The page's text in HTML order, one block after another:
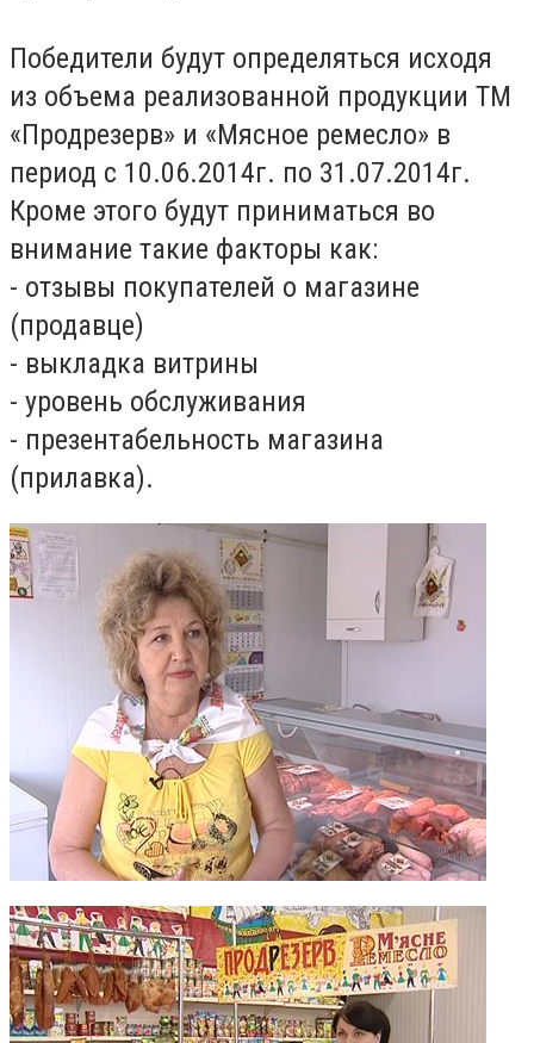
Победители будут определяться исходя
из объема реализованной продукции ТМ
«Продрезерв» и «Мясное ремесло» в
период с 10.06.2014г. по 31.07.2014г.
Кроме этого будут приниматься во
внимание такие факторы как:
- отзывы покупателей о магазине
(продавце)
- выкладка витрины
- уровень обслуживания
- презентабельность магазина
(прилавка).